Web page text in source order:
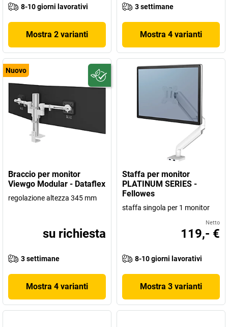
8-10 giorni lavorativi
Mostra 2 varianti
3 settimane
Mostra 4 varianti
Nuovo
Braccio per monitor
Viewgo Modular - Dataflex
regolazione altezza 345 mm
su richiesta
3 settimane
Mostra 4 varianti
Staffa per monitor
PLATINUM SERIES -
Fellowes
staffa singola per 1 monitor
Netto
119,- €
8-10 giorni lavorativi
Mostra 3 varianti